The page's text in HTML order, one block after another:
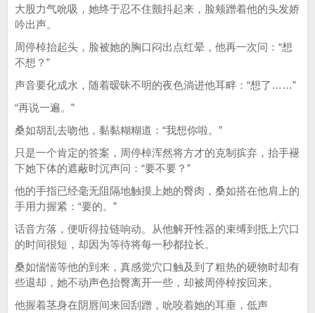
大股力气吮吸，她终于忍不住颤抖起来，脸颊蹭着他的头发娇
吟出声。
周停棹抬起头，脸被她的胸口闷出点红晕，他再一次问：“想
不想？”
声音要化成水，随着暧昧不明的夜色淌进他耳畔：“想了……”
“再说一遍。”
桑如胡乱去吻他，黏黏糊糊道：“我想你啦。”
只是一个肯定的答案，周停棹浑然将方才的克制摈弃，抬手褪
下她下体的遮蔽时沉声问：“要不要？”
他的手指已经毫无阻隔地触摸上她的臀肉，桑如搭在他肩上的
手用力握紧：“要的。”
话音方落，便听得拉链响动。从他解开性器的束缚到抵上穴口
的时间很短，却因为等待将每一秒都拉长。
桑如惴惴等他的到来，真感觉穴口触及到了粗热的硬物时却有
些退却，她不动声色抬臀离开一些，却被周停棹按回来。
他握着茎身在阴唇间来回刮蹭，吮咬着她的耳垂，低声